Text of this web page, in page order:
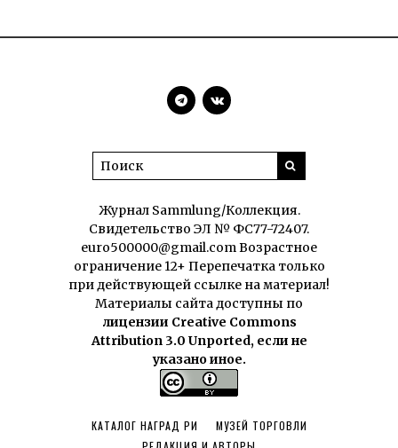
Журнал Sammlung/Коллекция.
Свидетельство ЭЛ № ФС77-72407.
euro500000@gmail.com Возрастное
ограничение 12+ Перепечатка только
при действующей ссылке на материал!
Материалы сайта доступны по
лицензии Creative Commons
Attribution 3.0 Unported, если не
указано иное.
КАТАЛОГ НАГРАД РИ
МУЗЕЙ ТОРГОВЛИ